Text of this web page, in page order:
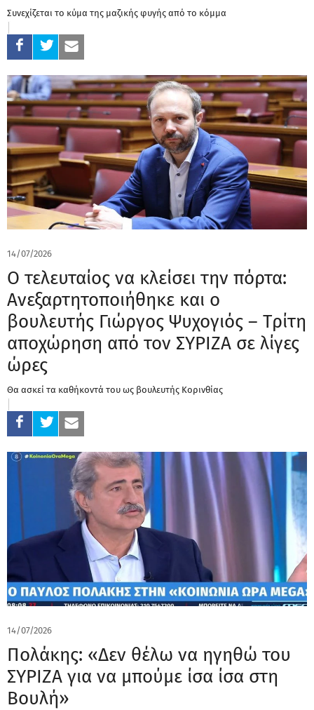
Συνεχίζεται το κύμα της μαζικής φυγής από το κόμμα
14/07/2026
Ο τελευταίος να κλείσει την πόρτα:
Aνεξαρτητοποιήθηκε και ο
βουλευτής Γιώργος Ψυχογιός – Tρίτη
αποχώρηση από τον ΣΥΡΙΖΑ σε λίγες
ώρες
Θα ασκεί τα καθήκοντά του ως βουλευτής Κορινθίας
14/07/2026
Πολάκης: «Δεν θέλω να ηγηθώ του
ΣΥΡΙΖΑ για να μπούμε ίσα ίσα στη
Βουλή»